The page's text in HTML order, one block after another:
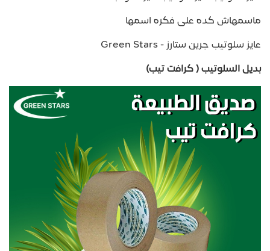
ماسمهاش كده على فكره اسمها
عايز سلوتيب جرين ستارز - Green Stars
بديل السلوتيب ( كرافت تيب)